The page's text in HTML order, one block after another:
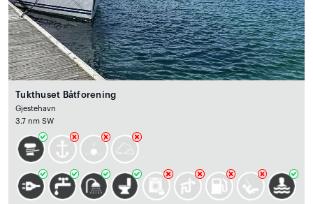
Tukthuset Båtforening
Gjestehavn
3.7 nm SW